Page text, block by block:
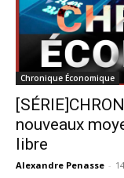
Chronique Économique
nouveaux
libre
Alexandre Penasse -